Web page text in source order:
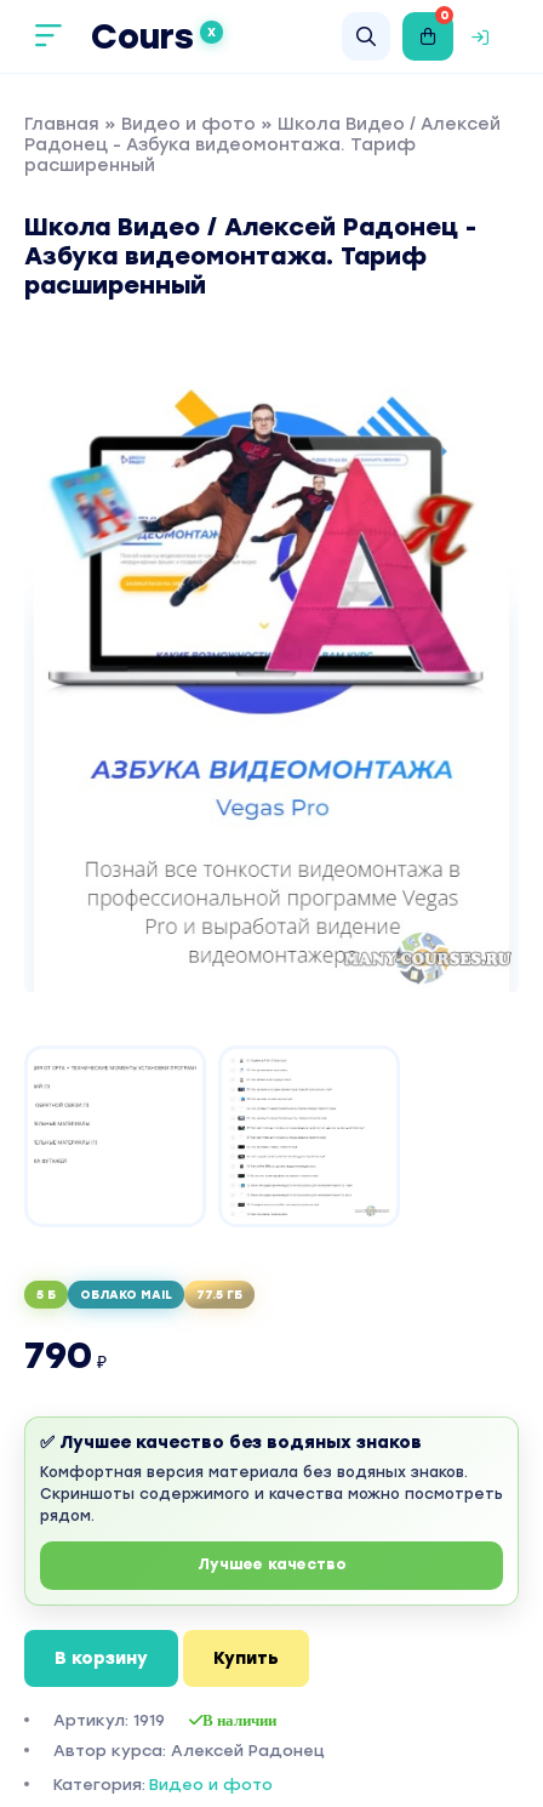
Cours X
0
Главная » Видео и фото » Школа Видео / Алексей
Радонец - Азбука видеомонтажа. Тариф
расширенный
Школа Видео / Алексей Радонец -
Азбука видеомонтажа. Тариф
расширенный
5 Б ОБЛАКО MAIL 77.5 ГБ
790 ₽
✅ Лучшее качество без водяных знаков
Комфортная версия материала без водяных знаков.
Скриншоты содержимого и качества можно посмотреть
рядом.
Лучшее качество
В корзину Купить
Артикул: 1919 В наличии
Автор курса: Алексей Радонец
Категория: Видео и фото